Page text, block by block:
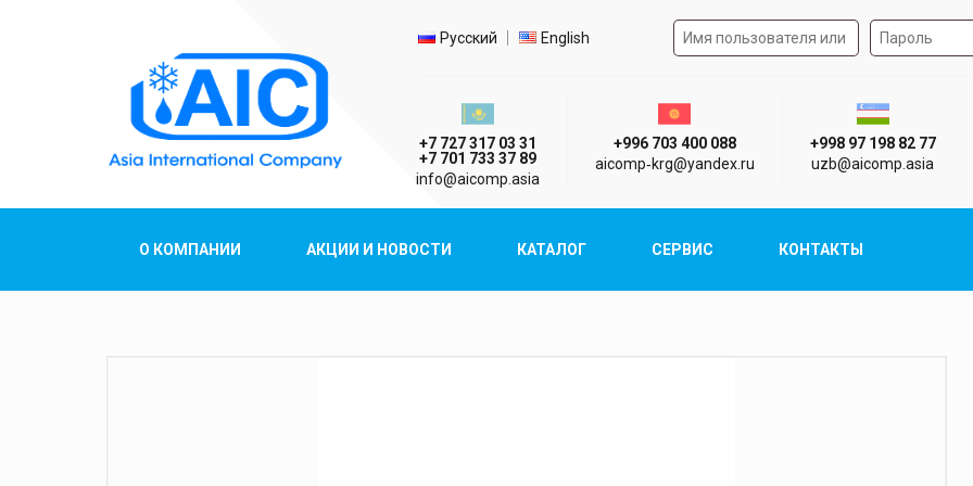
Выбор языка
Русский English Форма авторизации на
Казахстан г. Алматы
+7 727 317 03 31
+7 701 733 37 89
info@aicomp.asia
Киргизия г. Бишкек
+996 703 400 088
aicomp‑krg@yandex.ru
Узбекистан
+998 97 198 82 77
uzb@aicomp.asia
О КОМПАНИИ АКЦИИ И НОВОСТИ КАТАЛОГ СЕРВИС КОНТАКТЫ